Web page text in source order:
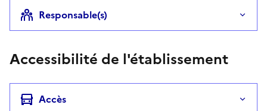
Responsable(s)
Accessibilité de l'établissement
Accès